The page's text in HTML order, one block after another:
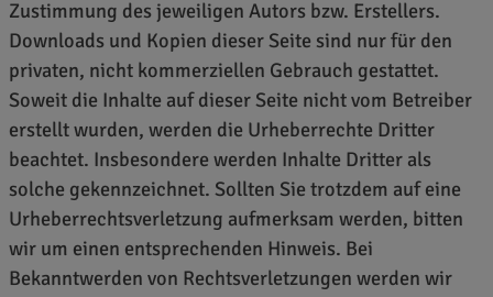
Zustimmung des jeweiligen Autors bzw. Erstellers.
Downloads und Kopien dieser Seite sind nur für den
privaten, nicht kommerziellen Gebrauch gestattet.
Soweit die Inhalte auf dieser Seite nicht vom Betreiber
erstellt wurden, werden die Urheberrechte Dritter
beachtet. Insbesondere werden Inhalte Dritter als
solche gekennzeichnet. Sollten Sie trotzdem auf eine
Urheberrechtsverletzung aufmerksam werden, bitten
wir um einen entsprechenden Hinweis. Bei
Bekanntwerden von Rechtsverletzungen werden wir